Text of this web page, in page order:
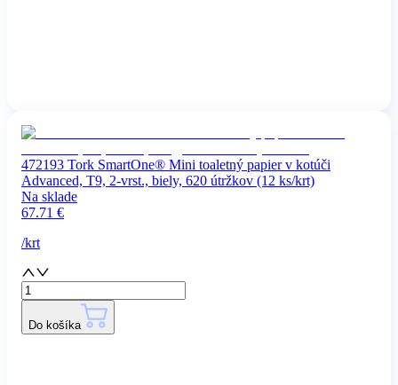
472193 Tork SmartOne® Mini toaletný papier v kotúči
Advanced, T9, 2-vrst., biely, 620 útržkov (12 ks/krt)
Na sklade
67.71 €
/krt
Do košíka